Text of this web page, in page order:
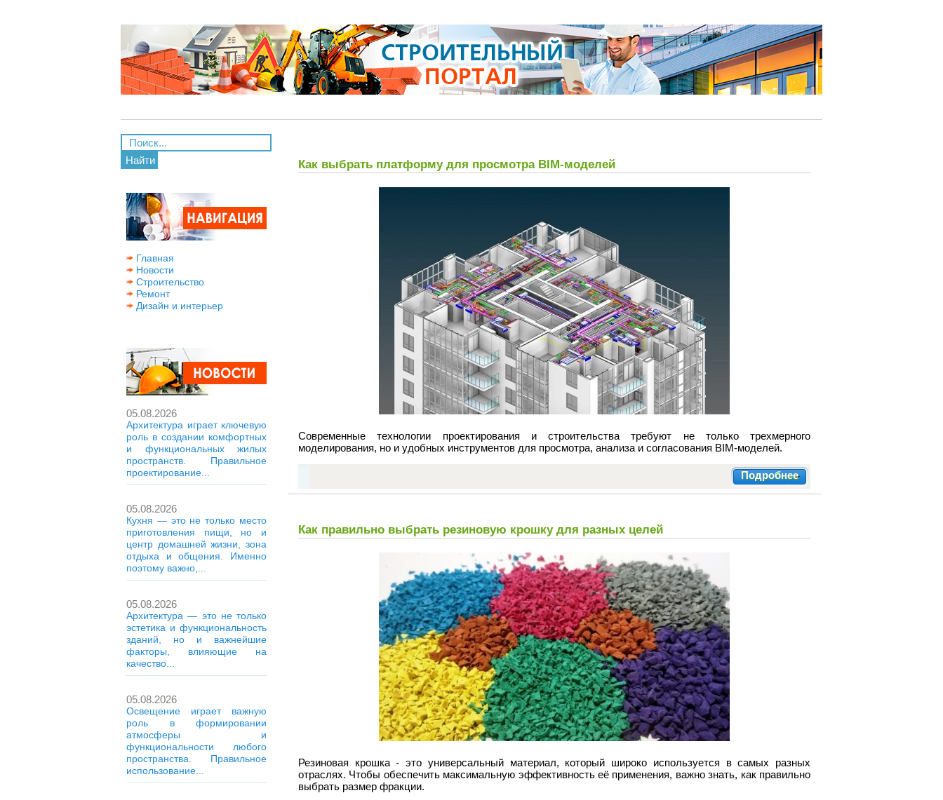
Найти
Главная
Новости
Строительство
Ремонт
Дизайн и интерьер
05.08.2026
Архитектура играет ключевую
роль в создании комфортных
и функциональных жилых
пространств. Правильное
проектирование...
05.08.2026
Кухня — это не только место
приготовления пищи, но и
центр домашней жизни, зона
отдыха и общения. Именно
поэтому важно,...
05.08.2026
Архитектура — это не только
эстетика и функциональность
зданий, но и важнейшие
факторы, влияющие на
качество...
05.08.2026
Освещение играет важную
роль в формировании
атмосферы и
функциональности любого
пространства. Правильное
использование...
Как выбрать платформу для просмотра BIM-моделей
Современные технологии проектирования и строительства требуют не только трехмерного
моделирования, но и удобных инструментов для просмотра, анализа и согласования BIM-моделей.
Подробнее
Как правильно выбрать резиновую крошку для разных целей
Резиновая крошка - это универсальный материал, который широко используется в самых разных
отраслях. Чтобы обеспечить максимальную эффективность её применения, важно знать, как правильно
выбрать размер фракции.